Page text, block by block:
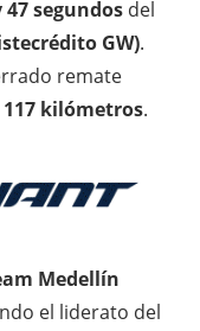
segundos del
GW).
remate
117 kilómetros.
Medellín
el liderato del